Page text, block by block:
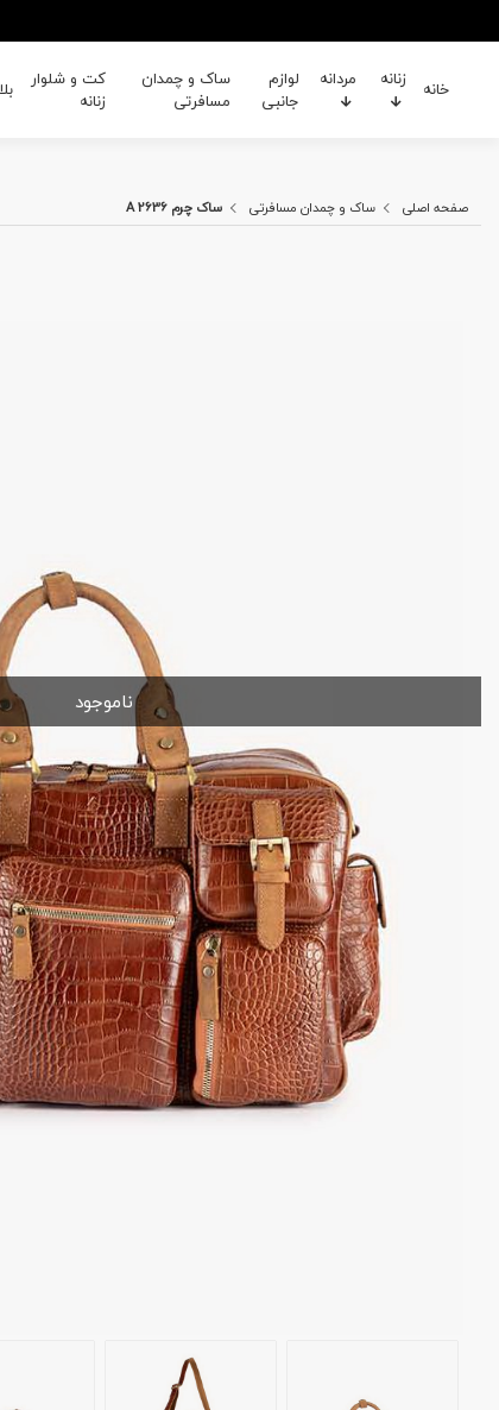
خانه زنانه مردانه
لوازم
جانبی
ساک و چمدان
مسافرتی
کت و شلوار
زنانه
صفحه اصلی ساک و چمدان مسافرتی ساک چرم A 2636
ناموجود